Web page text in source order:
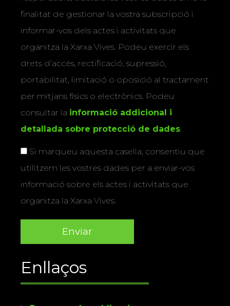
finalitat de gestionar la vostra subscripció i
informar-vos dels actes i activitats que
organitza la Xarxa Vives. Podeu exercir els
drets d’accés, rectificació, supressió,
portabilitat, limitació o oposició al tractament
per mitjans físics o electrònics. Podeu
consultar la informació addicional i
detallada sobre protecció de dades
Si marqueu aquesta casella, consentiu que
utilitzem les vostres dades per a enviar-vos
informació sobre els actes i activitats que
organitza la Xarxa Vives.
Enllaços